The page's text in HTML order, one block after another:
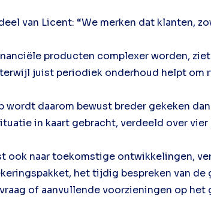
van Licent: “We merken dat klanten,
producten complexer worden,
juist periodiek onderhoud helpt om
daarom bewust breder gekeken
in kaart gebracht, verdeeld over vier
ook naar toekomstige ontwikkelingen,
het tijdig bespreken van
of aanvullende voorzieningen op